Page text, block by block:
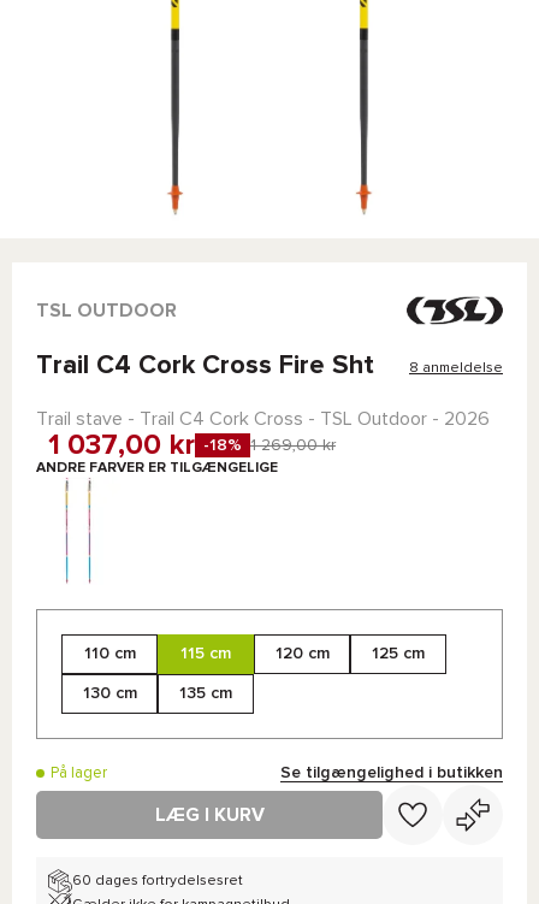
TSL OUTDOOR
Trail C4 Cork Cross Fire Sht 8 anmeldelse
Trail stave - Trail C4 Cork Cross - TSL Outdoor - 2026
1 037,00 kr -18% 1 269,00 kr
ANDRE FARVER ER TILGÆNGELIGE
110 cm 115 cm 120 cm 125 cm
130 cm 135 cm
På lager Se tilgængelighed i butikken
LÆG I KURV
60 dages fortrydelsesret